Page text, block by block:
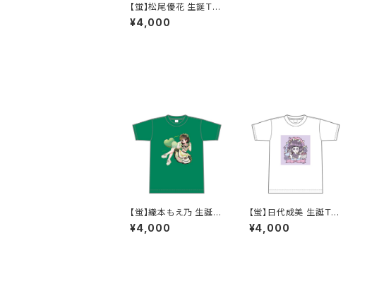
【蛍】松尾優花 生誕Ｔシ
ャツ2025 M〜XLサイ
ズ
¥4,000
【蛍】織本もえ乃 生誕Ｔ
シャツ2025 M〜XLサ
イズ
¥4,000
【蛍】日代成美 生誕Ｔシ
ャツ2025 M〜XLサイ
ズ
¥4,000